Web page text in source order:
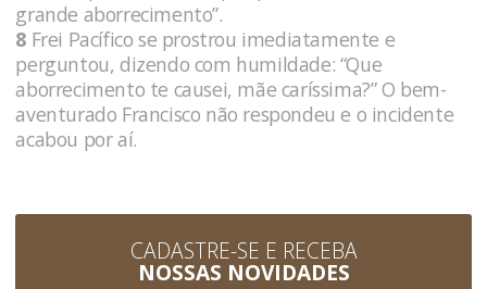
grande aborrecimento”.
8 Frei Pacífico se prostrou imediatamente e
perguntou, dizendo com humildade: “Que
aborrecimento te causei, mãe caríssima?” O bem-
aventurado Francisco não respondeu e o incidente
acabou por aí.
CADASTRE-SE E RECEBA
NOSSAS NOVIDADES